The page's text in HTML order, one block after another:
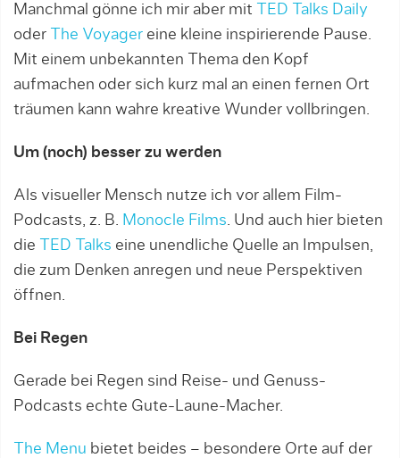
Manchmal gönne ich mir aber mit
TED Talks Daily
oder
The Voyager eine kleine inspirierende Pause.
Mit einem unbekannten Thema den Kopf
aufmachen oder sich kurz mal an einen fernen Ort
träumen kann wahre kreative Wunder vollbringen.
Um (noch) besser zu werden
Als visueller Mensch nutze ich vor allem Film-
Podcasts, z. B. Monocle Films. Und auch hier bieten
die
TED Talks eine unendliche Quelle an Impulsen,
die zum Denken anregen und neue Perspektiven
öffnen.
Bei Regen
Gerade bei Regen sind Reise- und Genuss-
Podcasts echte Gute-Laune-Macher.
The Menu bietet beides – besondere Orte auf der